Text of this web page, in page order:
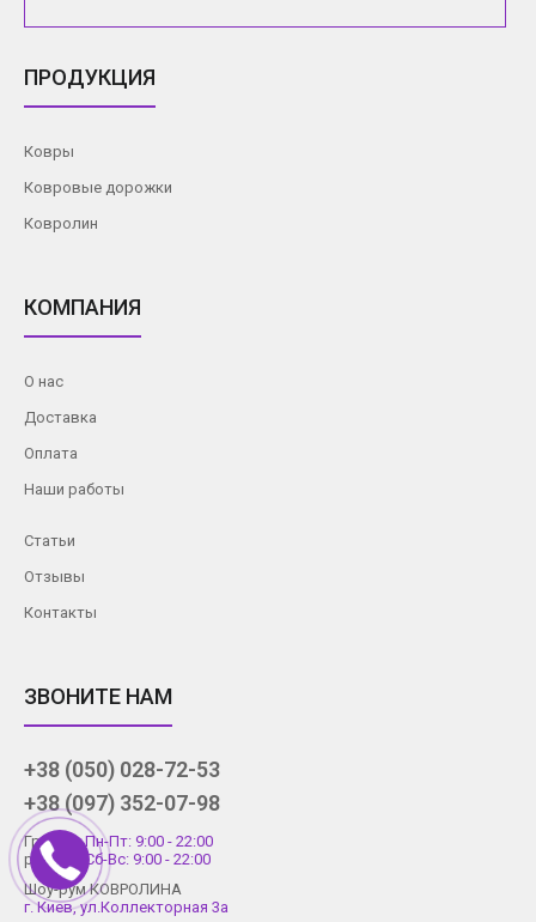
ПРОДУКЦИЯ
Ковры
Ковровые дорожки
Ковролин
КОМПАНИЯ
О нас
Доставка
Оплата
Наши работы
Статьи
Отзывы
Контакты
ЗВОНИТЕ НАМ
+38 (050) 028-72-53
+38 (097) 352-07-98
График
работы
Пн-Пт: 9:00 - 22:00
Сб-Вс: 9:00 - 22:00
Шоу-рум КОВРОЛИНА
г. Киев, ул.Коллекторная 3а